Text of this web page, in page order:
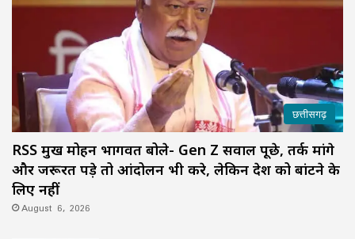
छत्तीसगढ़
RSS प्रमुख मोहन भागवत बोले- Gen Z सवाल पूछे, तर्क मांगे
और जरूरत पड़े तो आंदोलन भी करे, लेकिन देश को बांटने के
लिए नहीं
August 6, 2026